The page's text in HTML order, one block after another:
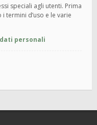
speciali agli utenti. Prima
termini d’uso e le varie
personali